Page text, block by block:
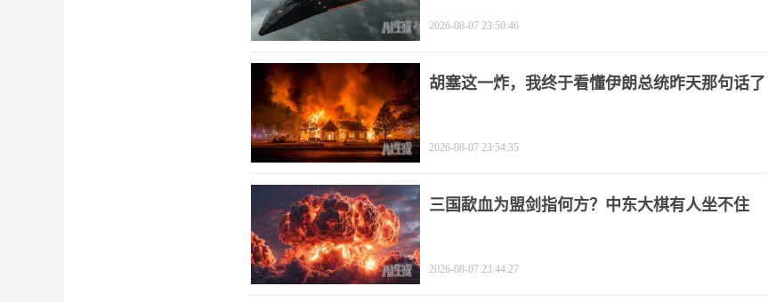
2026-08-07 23:50:46
胡塞这一炸，我终于看懂伊朗总统昨天那句话了
2026-08-07 23:54:35
三国歃血为盟剑指何方？中东大棋有人坐不住
2026-08-07 23:44:27